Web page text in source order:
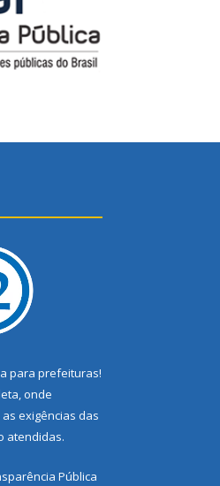
para prefeituras!
onde
exigências das
atendidas.
Pública